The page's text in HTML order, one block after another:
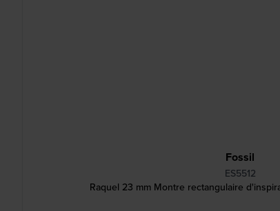
Fossil
ES5512
Raquel 23 mm Montre rectangulaire